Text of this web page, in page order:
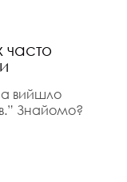
часто
а вийшло
Знайомо?